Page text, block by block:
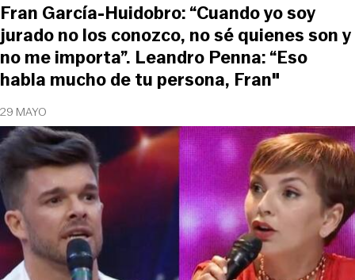
29 MAYO
Fran García-Huidobro: “Cuando yo soy
jurado no los conozco, no sé quienes son y
no me importa”. Leandro Penna: “Eso
habla mucho de tu persona, Fran"